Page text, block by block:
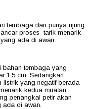
tembaga dan punya ujung
proses tarik menarik
ada di awan.
bahan tembaga yang
1,5 cm. Sedangkan
listrik yang negatif berada
kedua muatan
penangkal petir akan
ada di awan.